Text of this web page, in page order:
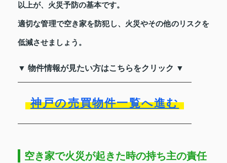
以上が、火災予防の基本です。
適切な管理で空き家を防犯し、火災やその他のリスクを
低減させましょう。
▼ 物件情報が見たい方はこちらをクリック ▼
神戸の売買物件一覧へ進む
空き家で火災が起きた時の持ち主の責任